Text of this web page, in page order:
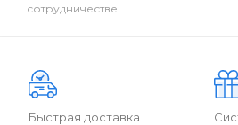
сотрудничестве
Быстрая доставка